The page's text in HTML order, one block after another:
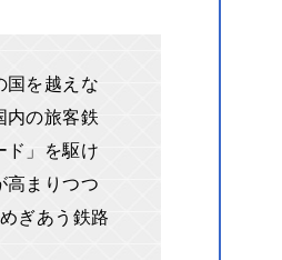
国を越えな
内の旅客鉄
ド」を駆け
高まりつつ
ぎあう鉄路